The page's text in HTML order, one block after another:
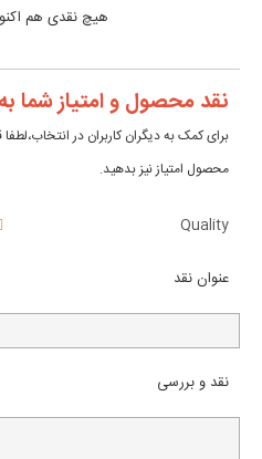
هیچ نقدی هم
نقد محصول و امتیاز شما
برای کمک به دیگران کاربران در
محصول امتیاز نیز بدهید.
Quality
عنوان نقد
نقد و بررسی